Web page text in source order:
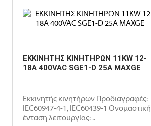
ΕΚΚΙΝΗΤΗΣ ΚΙΝΗΤΗΡΩΝ 11KW 12-
18A 400VAC SGE1-D 25A MAXGE
Εκκινητής κινητήρων Προδιαγραφές:
IEC60947-4-1, IEC60439-1 Ονομαστική
ένταση λειτουργίας: ..